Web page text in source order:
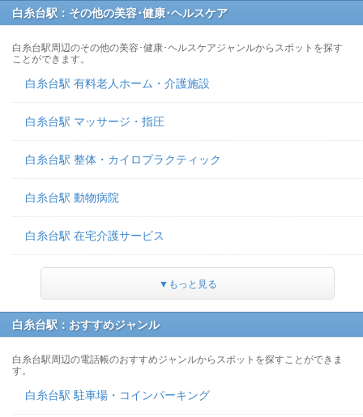
白糸台駅：その他の美容･健康･ヘルスケア
白糸台駅周辺のその他の美容･健康･ヘルスケアジャンルからスポットを探す
ことができます。
白糸台駅 有料老人ホーム・介護施設
白糸台駅 マッサージ・指圧
白糸台駅 整体・カイロプラクティック
白糸台駅 動物病院
白糸台駅 在宅介護サービス
▼もっと見る
白糸台駅：おすすめジャンル
白糸台駅周辺の電話帳のおすすめジャンルからスポットを探すことができま
す。
白糸台駅 駐車場・コインパーキング